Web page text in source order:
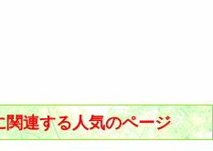
連する人気のページ